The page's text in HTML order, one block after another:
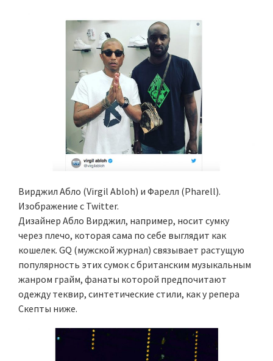
Вирджил Абло (Virgil Abloh) и Фарелл (Pharell).
Изображение с Twitter.
Дизайнер Абло Вирджил, например, носит сумку
через плечо, которая сама по себе выглядит как
кошелек. GQ (мужской журнал) связывает растущую
популярность этих сумок с британским музыкальным
жанром грайм, фанаты которой предпочитают
одежду теквир, синтетические стили, как у репера
Скепты ниже.